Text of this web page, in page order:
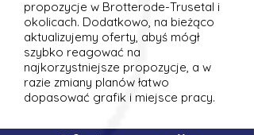
propozycje w Brotterode-Trusetal i
okolicach. Dodatkowo, na bieżąco
aktualizujemy oferty, abyś mógł
szybko reagować na
najkorzystniejsze propozycje, a w
razie zmiany planów łatwo
dopasować grafik i miejsce pracy.